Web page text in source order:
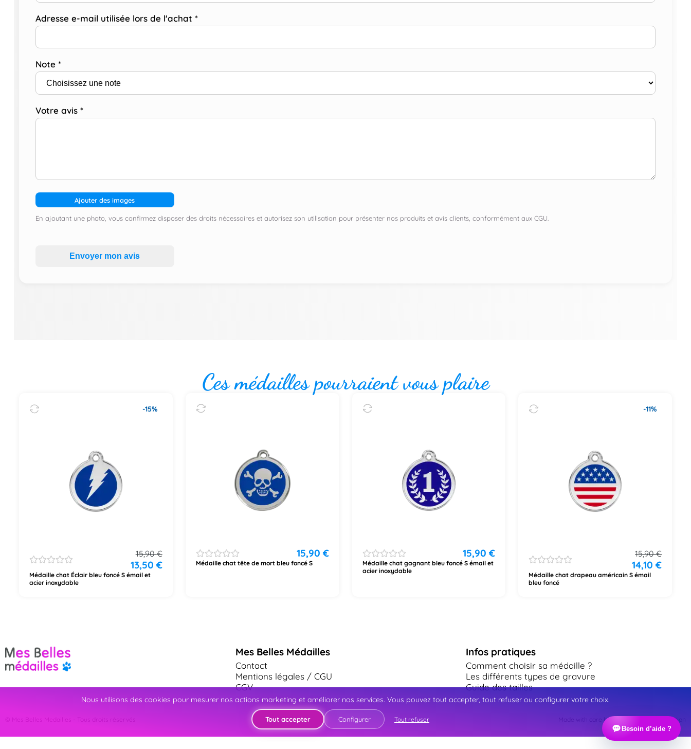
Adresse e-mail utilisée lors de l'achat *
Note *
Votre avis *
Ajouter des images
En ajoutant une photo, vous confirmez disposer des droits nécessaires et autorisez son utilisation pour présenter nos produits et avis clients, conformément aux CGU.
Envoyer mon avis
Ces médailles pourraient vous plaire
-15%
15,90€
13,50 €
Médaille chat Éclair bleu foncé S émail et
acier inoxydable
15,90 €
Médaille chat tête de mort bleu foncé S
15,90€
Médaille chat gagnant bleu foncé S émail et
acier inoxydable
-11%
15,90€
14,10€
Médaille chat drapeau américain S émail
bleu foncé
Mes Belles Médailles
Contact
Mentions légales / CGU
CGV
Infos pratiques
Comment choisir sa médaille ?
Les différents types de gravure
Guide des tailles
© Mes Belles Medailles - Tous droits réservés
Made with care by Webinart Communication
Besoin d’aide ?
Nous utilisons des cookies pour mesurer nos actions marketing et améliorer nos services. Vous pouvez tout accepter, tout refuser ou configurer votre choix.
Tout accepter Configurer Tout refuser